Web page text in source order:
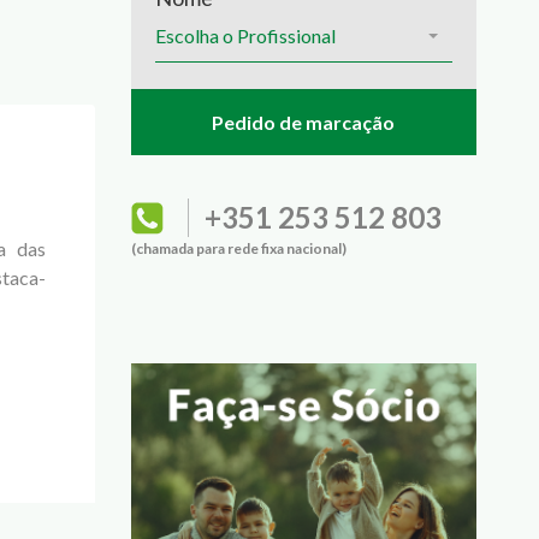
das
não
de
Escolha o Profissional
+351 253 512 803
(chamada para rede fixa nacional)